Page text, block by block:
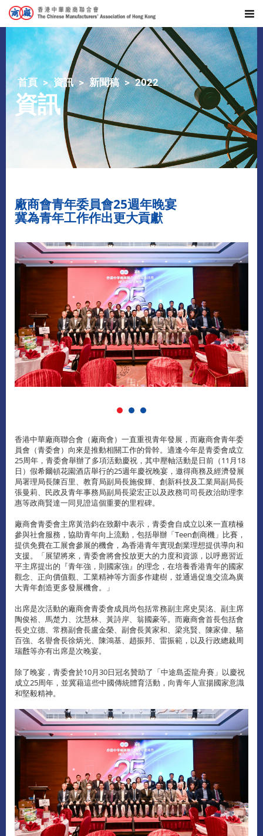
首頁 資訊 新聞稿 2022
資訊
廠商會青年委員會25週年晚宴
冀為青年工作作出更大貢獻
香港中華廠商聯合會（廠商會）一直重視青年發展，而廠商會青年委
員會（青委會）向來是推動相關工作的骨幹。適逢今年是青委會成立
25周年，青委會舉辦了多項活動慶祝，其中壓軸活動是日前（11月18
日）假希爾頓花園酒店舉行的25週年慶祝晚宴，邀得商務及經濟發展
局署理局長陳百里、教育局副局長施俊輝、創新科技及工業局副局長
張曼莉、民政及青年事務局副局長梁宏正以及政務司司長政治助理李
惠等政商賢達一同見證這個重要的里程碑。
廠商會青委會主席黃浩鈞在致辭中表示，青委會自成立以來一直積極
參與社會服務，協助青年向上流動，包括舉辦「Teen創商機」比賽，
提供免費在工展會參展的機會，為香港青年實現創業理想提供導向和
支援。「展望將來，青委會將會投放更大的力度和資源，以呼應習近
平主席提出的『青年強，則國家強』的理念，在培養香港青年的國家
觀念、正向價值觀、工業精神等方面多作建樹，並通過促進交流為廣
大青年創造更多發展機會。」
出席是次活動的廠商會青委會成員尚包括常務副主席史昊洺、副主席
陶俊裕、馬楚力、沈慧林、黃詩岸、翁國豪等。而廠商會首長包括會
長史立德、常務副會長盧金榮、副會長黃家和、梁兆賢、陳家偉、駱
百強、名譽會長徐炳光、陳鴻基、趙振邦、雷振範，以及行政總裁周
瑞𪊟等亦有出席是次晚宴。
除了晚宴，青委會於10月30日冠名贊助了「中途島盃龍舟賽」以慶祝
成立25周年，並冀藉這些中國傳統體育活動，向青年人宣揚國家意識
和堅毅精神。